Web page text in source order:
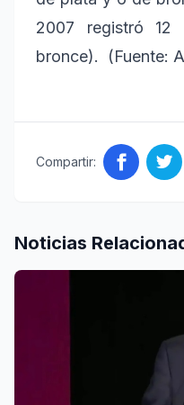
2007 registró
bronce). (Fuente:
Compartir:
Noticias